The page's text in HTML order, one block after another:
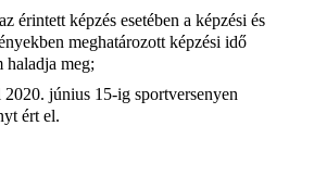
érintett képzés esetében a képzési és
meghatározott képzési idő
haladja meg;
június 15-ig sportversenyen
ért el.